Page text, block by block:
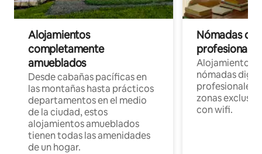
Alojamientos
completamente
amueblados
Desde cabañas pacíficas en
las montañas hasta prácticos
departamentos en el medio
de la ciudad, estos
alojamientos amueblados
tienen todas las amenidades
de un hogar.
Nómadas
Alojamientos
nómadas
profesionales
zonas
con wifi.